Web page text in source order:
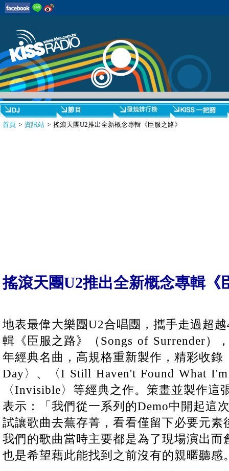
首頁 > 資訊站 > 搖滾天團U2推出全新概念專輯《臣服之路》
搖滾天團U2推出全新概念專輯《
地表最偉大樂團U2合唱團，攜手走過超
輯《臣服之路》（Songs of Surrender）
年經典名曲，高規格重新製作，精彩收錄
Day〉、〈I Still Haven't Found What
〈Invisible〉等經典之作。策畫並製作這
表示：「我們從一系列的Demo中開起這
試讓歌曲去蕪存菁，看看僅留下必要元素
我們的歌曲當時主要都是為了現場演出而
也是希望藉此能找到之前沒有的親暱聽感